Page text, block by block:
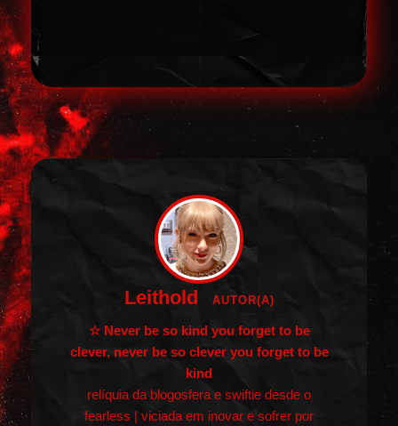
Leithold AUTOR(A)
☆ Never be so kind you forget to be
clever, never be so clever you forget to be
kind
relíquia da blogosfera e swiftie desde o
fearless | viciada em inovar e sofrer por